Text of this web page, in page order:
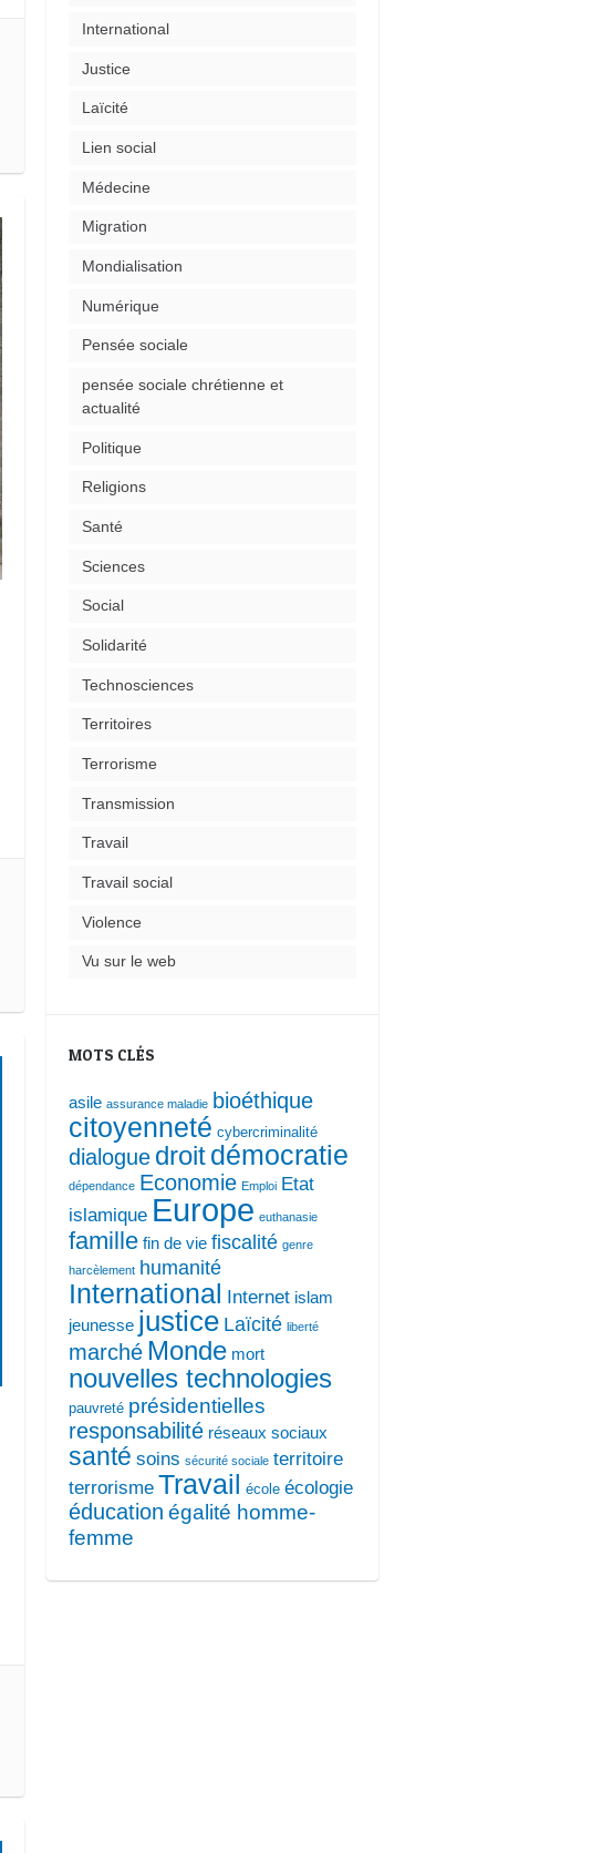
International
Justice
Laïcité
Lien social
Médecine
Migration
Mondialisation
Numérique
Pensée sociale
pensée sociale chrétienne et
actualité
Politique
Religions
Santé
Sciences
Social
Solidarité
Technosciences
Territoires
Terrorisme
Transmission
Travail
Travail social
Violence
Vu sur le web
MOTS CLÉS
asile assurance maladie bioéthique
citoyenneté cybercriminalité
dialogue droitdémocratie
dépendance Economie Emploi Etat
islamique Europe euthanasie
famille fin de vie fiscalité genre
harcèlement humanité
International Internet islam
jeunesse justice Laïcité liberté
marché Monde mort
nouvelles technologies
pauvreté présidentielles
responsabilité réseaux sociaux
santé soins sécurité sociale territoire
terrorisme Travail école écologie
éducation égalité homme-
femme